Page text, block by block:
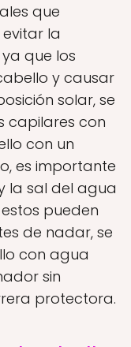
que
la
que los
y causar
solar, se
capilares con
con un
es importante
la sal del agua
pueden
de nadar, se
con agua
sin
protectora.